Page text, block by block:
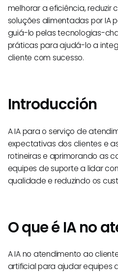
melhorar a eficiência, reduzir
soluções alimentadas por IA
guiá-lo pelas tecnologias-
práticas para ajudá-lo a
cliente com sucesso.
Introducción
A IA para o serviço de
expectativas dos clientes e
rotineiras e aprimorando as
equipes de suporte a lidar
qualidade e reduzindo os
O que é IA no
A IA no atendimento ao
artificial para ajudar equipes